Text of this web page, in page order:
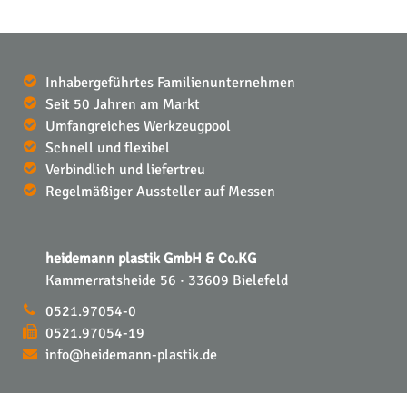
Inhabergeführtes Familienunternehmen
Seit 50 Jahren am Markt
Umfangreiches Werkzeugpool
Schnell und flexibel
Verbindlich und liefertreu
Regelmäßiger Aussteller auf Messen
heidemann plastik GmbH & Co.KG
Kammerratsheide 56 · 33609 Bielefeld
0521.97054-0
0521.97054-19
info@heidemann-plastik.de